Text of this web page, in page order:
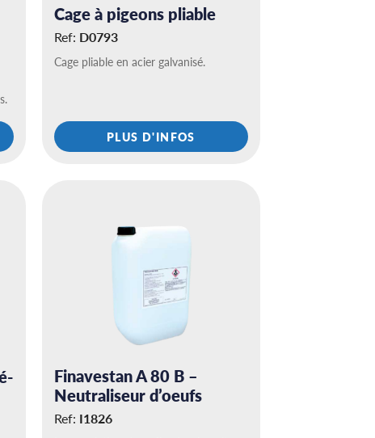
Cage à pigeons pliable
Ref: D0793
Cage pliable en acier galvanisé.
PLUS D'INFOS
Finavestan A 80 B –
Neutraliseur d’oeufs
Ref: I1826